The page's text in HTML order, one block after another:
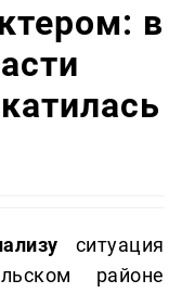
в
ситуация
районе